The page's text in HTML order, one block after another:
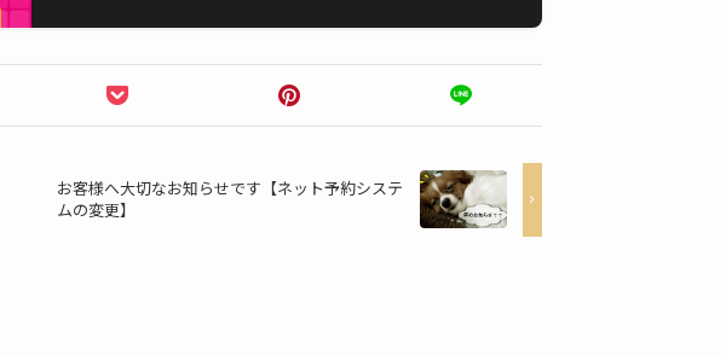
お客様へ大切なお知らせです【ネット予約システ
ムの変更】